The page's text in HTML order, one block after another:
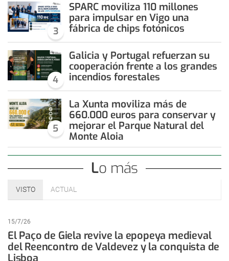
3
SPARC moviliza 110 millones
para impulsar en Vigo una
fábrica de chips fotónicos
4
Galicia y Portugal refuerzan su
cooperación frente a los grandes
incendios forestales
5
La Xunta moviliza más de
660.000 euros para conservar y
mejorar el Parque Natural del
Monte Aloia
Lo más
VISTO ACTUAL
15/7/26
El Paço de Giela revive la epopeya medieval
del Reencontro de Valdevez y la conquista de